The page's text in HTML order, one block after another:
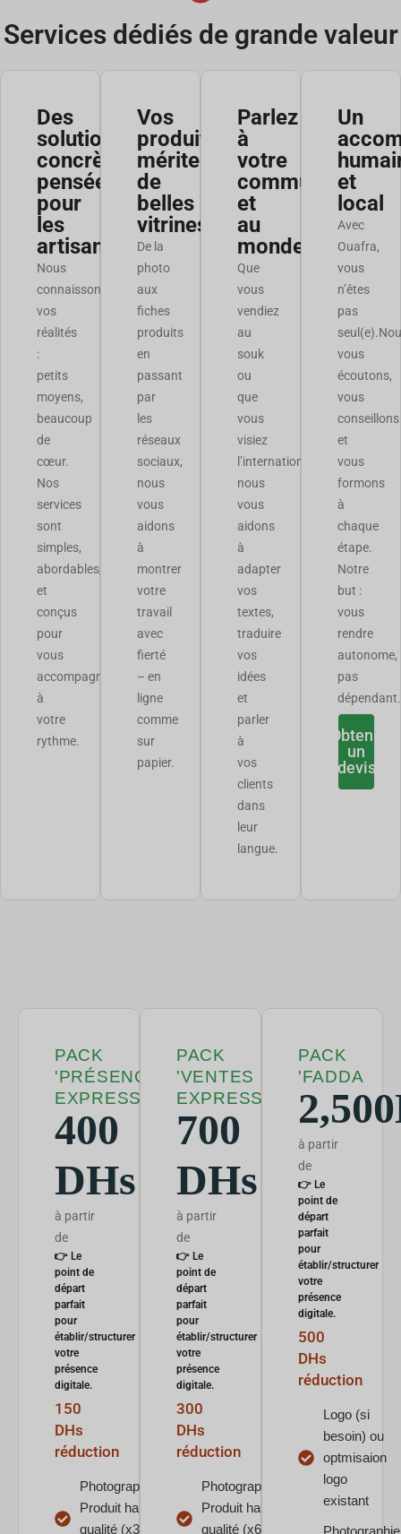
Services dédiés de grande valeur
Des
solutions
concrètes,
pensées
pour
les
artisans
Nous
connaissons
vos
réalités
:
petits
moyens,
beaucoup
de
cœur.
Nos
services
sont
simples,
abordables,
et
conçus
pour
vous
accompagner
à
votre
rythme.
Vos
produits
méritent
de
belles
vitrines
De la
photo
aux
fiches
produits
en
passant
par
les
réseaux
sociaux,
nous
vous
aidons
à
montrer
votre
travail
avec
fierté
– en
ligne
comme
sur
papier.
Parlez
à
votre
communauté…
et
au
monde
Que
vous
vendiez
au
souk
ou
que
vous
visiez
l’international,
nous
vous
aidons
à
adapter
vos
textes,
traduire
vos
idées
et
parler
à
vos
clients
dans
leur
langue.
Un
et
local
Avec
Ouafra,
vous
n’êtes
pas
seul(e).
vous
écoutons,
vous
conseillons
et
vous
formons
à
chaque
étape.
Notre
but :
vous
rendre
autonome,
pas
dépendant.
Obtenir
un
devis
PACK
'PRÉSENCE
EXPRESS
400
DHs
à partir
de
👉 Le
point de
départ
parfait
pour
établir/structurer
votre
présence
digitale.
150
DHs
réduction
Photographie
Produit haute
qualité (x3
PACK
'VENTES
EXPRESS
700
DHs
à partir
de
👉 Le
point de
départ
parfait
pour
établir/structurer
votre
présence
digitale.
300
DHs
réduction
Photographie
Produit haute
qualité (x6
PACK
'FADDA
à partir
de
👉 Le
point de
départ
parfait
pour
établir/structurer
votre
présence
digitale.
500
DHs
réduction
Logo (si
besoin) ou
optmisaion
logo
existant
Photographie